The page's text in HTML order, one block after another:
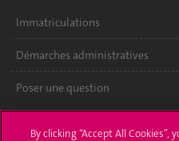
Immatriculations
Démarches administratives
Poser une question
By clicking “Accept All